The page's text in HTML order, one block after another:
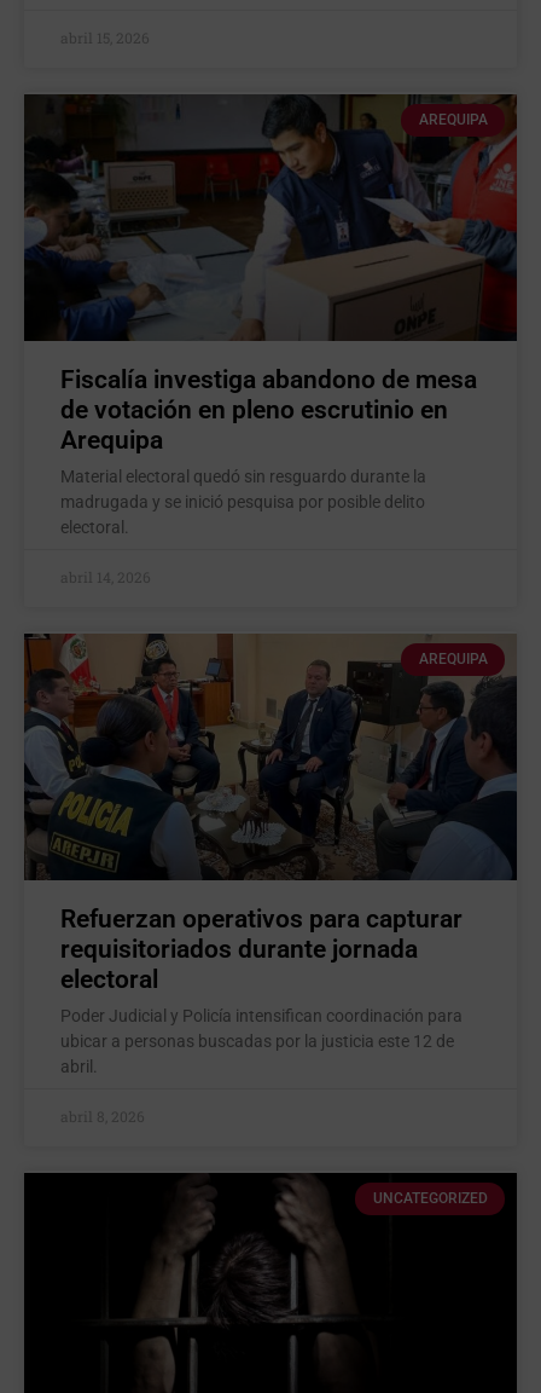
abril 15, 2026
AREQUIPA
Fiscalía investiga abandono de mesa
de votación en pleno escrutinio en
Arequipa
Material electoral quedó sin resguardo durante la
madrugada y se inició pesquisa por posible delito
electoral.
abril 14, 2026
AREQUIPA
Refuerzan operativos para capturar
requisitoriados durante jornada
electoral
Poder Judicial y Policía intensifican coordinación para
ubicar a personas buscadas por la justicia este 12 de
abril.
abril 8, 2026
UNCATEGORIZED